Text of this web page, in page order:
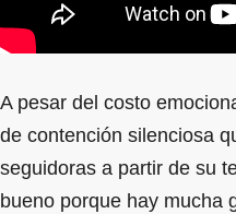
A pesar del costo
de contención silenciosa
seguidoras a partir de su
bueno porque hay mucha